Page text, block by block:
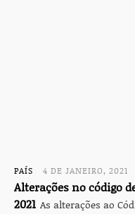
PAÍS 4 DE JANEIRO, 2021
Alterações no código
2021 As alterações ao